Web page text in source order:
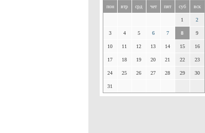
пон втр срд чет пят суб вск
1 2
3 4 5 6 7 8 9
10 11 12 13 14 15 16
17 18 19 20 21 22 23
24 25 26 27 28 29 30
31